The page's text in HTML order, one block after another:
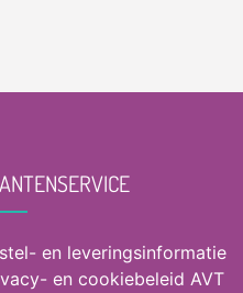
en leveringsinformatie
en cookiebeleid AVT